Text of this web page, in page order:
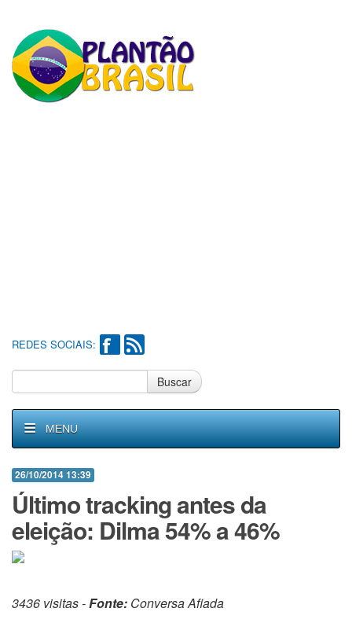
REDES SOCIAIS:
Buscar
MENU
26/10/2014 13:39
Último tracking antes da
eleição: Dilma 54% a 46%
3436 visitas -Fonte: Conversa Afiada